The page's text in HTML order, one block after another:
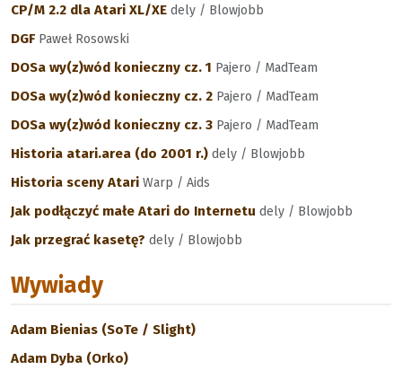
CP/M 2.2 dla Atari XL/XE dely / Blowjobb
DGF Paweł Rosowski
DOSa wy(z)wód konieczny cz. 1 Pajero / MadTeam
DOSa wy(z)wód konieczny cz. 2 Pajero / MadTeam
DOSa wy(z)wód konieczny cz. 3 Pajero / MadTeam
Historia atari.area (do 2001 r.) dely / Blowjobb
Historia sceny Atari Warp / Aids
Jak podłączyć małe Atari do Internetu dely / Blowjobb
Jak przegrać kasetę? dely / Blowjobb
Wywiady
Adam Bienias (SoTe / Slight)
Adam Dyba (Orko)